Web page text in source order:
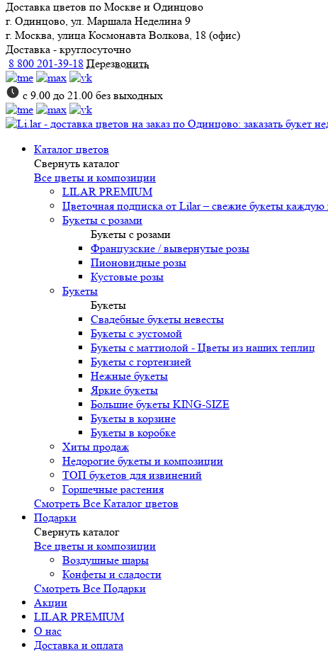
Доставка цветов по Москве и Одинцово
г. Одинцово, ул. Маршала Неделина 9
г. Москва, улица Космонавта Волкова, 18 (офис)
Доставка - круглосуточно
8 800 201-39-18 Перезвонить
с 9.00 до 21.00 без выходных
Каталог цветов
Свернуть каталог
Все цветы и композиции
LILAR PREMIUM
Цветочная подписка от Lilar – свежие букеты
Букеты с розами
Букеты с розами
Французские / вывернутые розы
Пионовидные розы
Кустовые розы
Букеты
Букеты
Свадебные букеты невесты
Букеты с эустомой
Букеты с маттиолой - Цветы из наших теплиц
Букеты с гортензией
Нежные букеты
Яркие букеты
Большие букеты KING-SIZE
Букеты в корзине
Букеты в коробке
Хиты продаж
Недорогие букеты и композиции
ТОП букетов для извинений
Горшечные растения
Смотреть Все Каталог цветов
Подарки
Свернуть каталог
Все цветы и композиции
Воздушные шары
Конфеты и сладости
Смотреть Все Подарки
Акции
LILAR PREMIUM
О нас
Доставка и оплата